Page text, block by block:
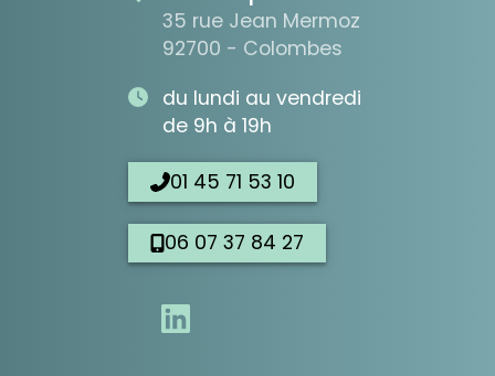
35 rue Jean Mermoz
92700 - Colombes
du lundi au vendredi
de 9h à 19h
01 45 71 53 10
06 07 37 84 27